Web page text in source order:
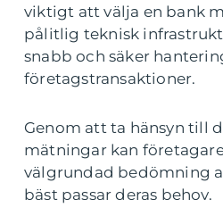
viktigt att välja en bank
pålitlig teknisk
snabb och säker
företagstransaktioner.
Genom att ta hänsyn till
mätningar kan
välgrundad bedömning
bäst passar deras behov.